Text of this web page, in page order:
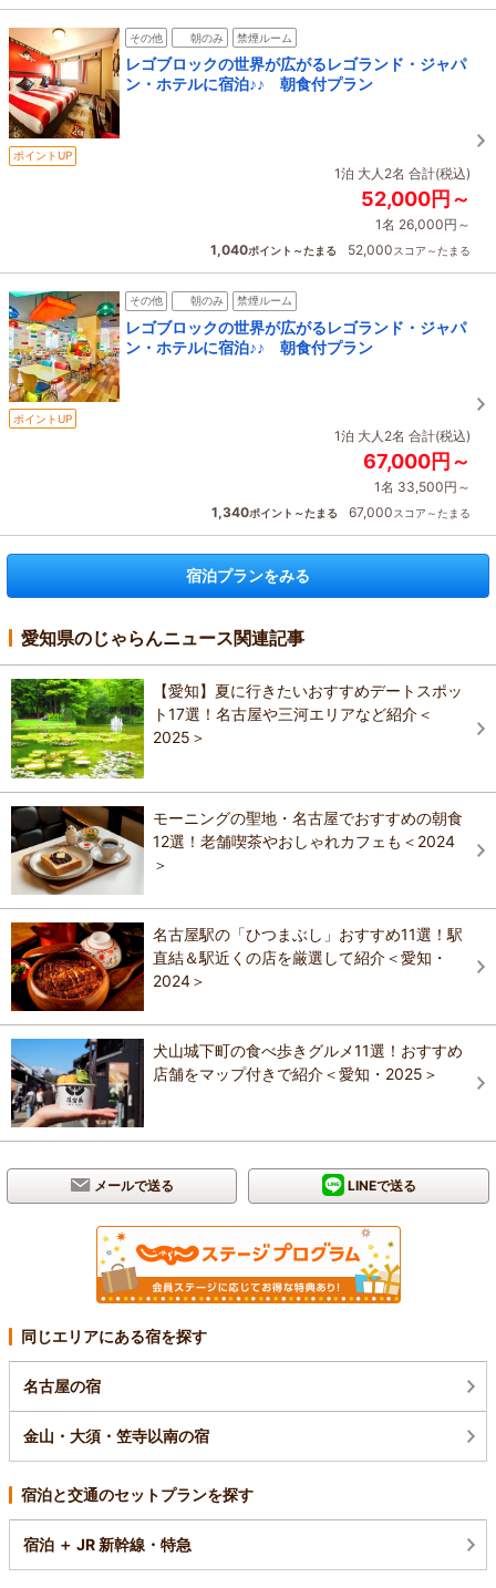
その他 朝のみ 禁煙ルーム
レゴブロックの世界が広がるレゴランド・ジャパ
ン・ホテルに宿泊♪♪ 朝食付プラン
ポイントUP
1泊 大人2名 合計(税込)
52,000円～
1名 26,000円～
1,040ポイント～たまる 52,000スコア～たまる
その他 朝のみ 禁煙ルーム
レゴブロックの世界が広がるレゴランド・ジャパ
ン・ホテルに宿泊♪♪ 朝食付プラン
ポイントUP
1泊 大人2名 合計(税込)
67,000円～
1名 33,500円～
1,340ポイント～たまる 67,000スコア～たまる
宿泊プランをみる
愛知県のじゃらんニュース関連記事
【愛知】夏に行きたいおすすめデートスポッ
ト17選！名古屋や三河エリアなど紹介＜
2025＞
モーニングの聖地・名古屋でおすすめの朝食
12選！老舗喫茶やおしゃれカフェも＜2024
＞
名古屋駅の「ひつまぶし」おすすめ11選！駅
直結＆駅近くの店を厳選して紹介＜愛知・
2024＞
犬山城下町の食べ歩きグルメ11選！おすすめ
店舗をマップ付きで紹介＜愛知・2025＞
メールで送る LINEで送る
同じエリアにある宿を探す
名古屋の宿
金山・大須・笠寺以南の宿
宿泊と交通のセットプランを探す
宿泊 ＋ JR 新幹線・特急